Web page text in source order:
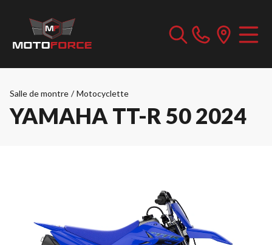
Salle de montre / Motocyclette
YAMAHA TT-R 50 2024